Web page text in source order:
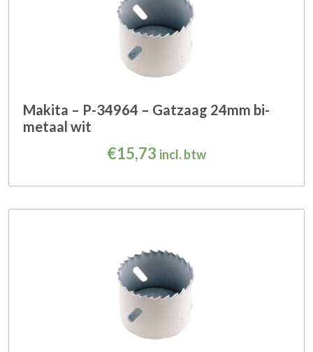
Makita – P-34964 – Gatzaag 24mm bi-
metaal wit
€15,73 incl. btw